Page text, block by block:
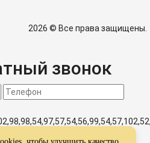
2026 © Все права защищены.
звонок
на обработку своих